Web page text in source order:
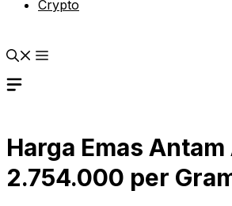
Crypto
Harga Emas
2.754.000 per